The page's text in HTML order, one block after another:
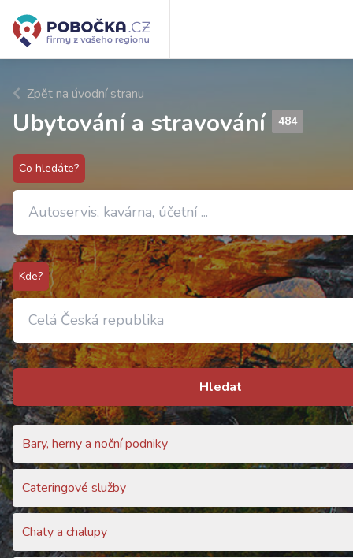
Zpět na úvodní stranu
Ubytování a stravování 484
Co hledáte?
Kde?
Hledat
Bary, herny a noční podniky
Cateringové služby
Chaty a chalupy